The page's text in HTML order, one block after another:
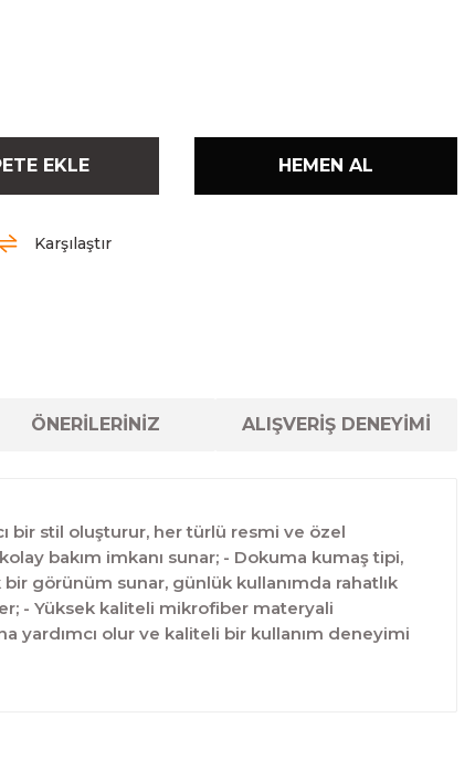
EKLE HEMEN AL
Karşılaştır
ÖNERİLERİNİZ ALIŞVERİŞ DENEYİMİ
bir stil oluşturur, her türlü resmi ve özel
bakım imkanı sunar; - Dokuma kumaş tipi,
görünüm sunar, günlük kullanımda rahatlık
- Yüksek kaliteli mikrofiber materyali
yardımcı olur ve kaliteli bir kullanım deneyimi